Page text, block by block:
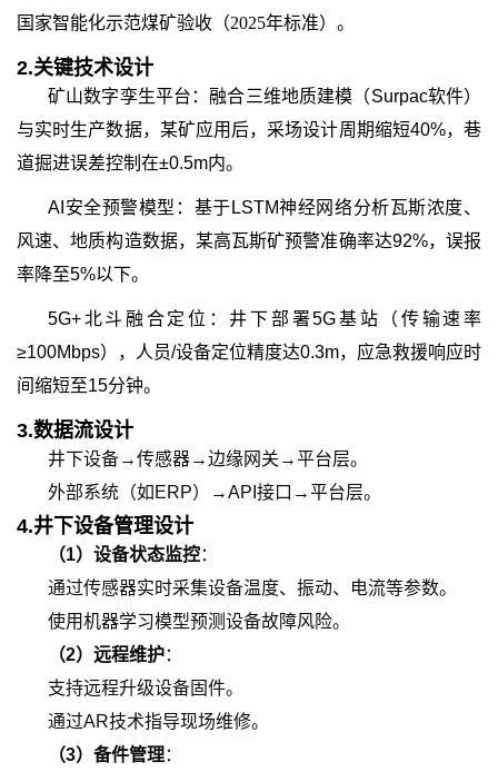
国家智能化示范煤矿验收（2025年标准）。
2.关键技术设计
矿山数字孪生平台：融合三维地质建模（Surpac软件）
与实时生产数据，某矿应用后，采场设计周期缩短40%，巷
道掘进误差控制在±0.5m内。
AI安全预警模型：基于LSTM神经网络分析瓦斯浓度、
风速、地质构造数据，某高瓦斯矿预警准确率达92%，误报
率降至5%以下。
5G+北斗融合定位：井下部署5G基站（传输速率
≥100Mbps），人员/设备定位精度达0.3m，应急救援响应时
间缩短至15分钟。
3.数据流设计
井下设备→传感器→边缘网关→平台层。
外部系统（如 ERP）→API接口→平台层。
4.井下设备管理设计
（1）设备状态监控：
通过传感器实时采集设备温度、振动、电流等参数。
使用机器学习模型预测设备故障风险。
（2）远程维护：
支持远程升级设备固件。
通过AR技术指导现场维修。
（3）备件管理：